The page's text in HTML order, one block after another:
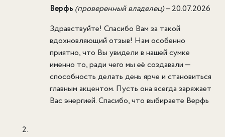
Верфь (проверенный владелец)– 20.07.2026
Здравствуйте! Спасибо Вам за такой
вдохновляющий отзыв! Нам особенно
приятно, что Вы увидели в нашей сумке
именно то, ради чего мы её создавали —
способность делать день ярче и становиться
главным акцентом. Пусть она всегда заряжает
Вас энергией. Спасибо, что выбираете Верфь